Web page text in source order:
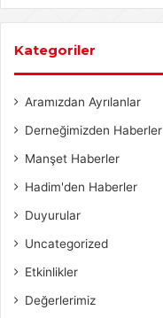
Kategoriler
Aramızdan Ayrılanlar
Derneğimizden Haberler
Manşet Haberler
Hadim'den Haberler
Duyurular
Uncategorized
Etkinlikler
Değerlerimiz